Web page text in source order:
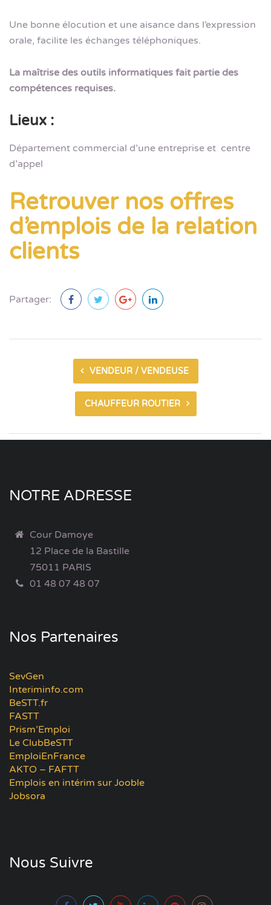
Une bonne élocution et une aisance dans l’expression
orale, facilite les échanges téléphoniques.
La maîtrise des outils informatiques fait partie des
compétences requises.
Lieux :
Département commercial d’une entreprise et centre
d’appel
Retrouver nos offres
d’emplois de la relation
clients
Partager:
VENDEUR / VENDEUSE
CHAUFFEUR ROUTIER
NOTRE ADRESSE
Cour Damoye
12 Place de la Bastille
75011 PARIS
01 48 07 48 07
Nos Partenaires
SevGen
Interiminfo.com
BeSTT.fr
FASTT
Prism’Emploi
Le ClubBeSTT
EmploiEnFrance
AKTO – FAFTT
Emplois en intérim sur Jooble
Jobsora
Nous Suivre